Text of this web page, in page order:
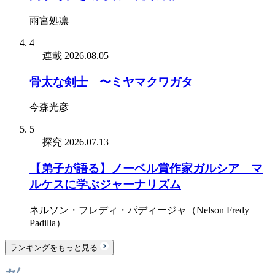
雨宮処凛
4
連載 2026.08.05
骨太な剣士 〜ミヤマクワガタ
今森光彦
5
探究 2026.07.13
【弟子が語る】ノーベル賞作家ガルシア゠マ
ルケスに学ぶジャーナリズム
ネルソン・フレディ・パディージャ（Nelson Fredy
Padilla）
ランキングをもっと見る